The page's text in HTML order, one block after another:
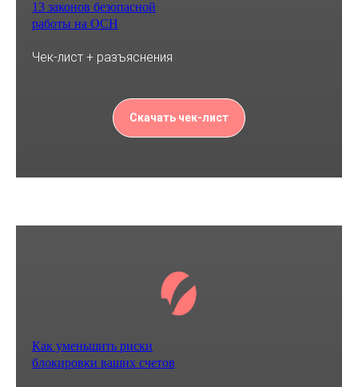
13 законов безопасной
работы на ОСН
Чек-лист + разъяснения
Скачать чек-лист
Как уменьшить риски
блокировки ваших счетов